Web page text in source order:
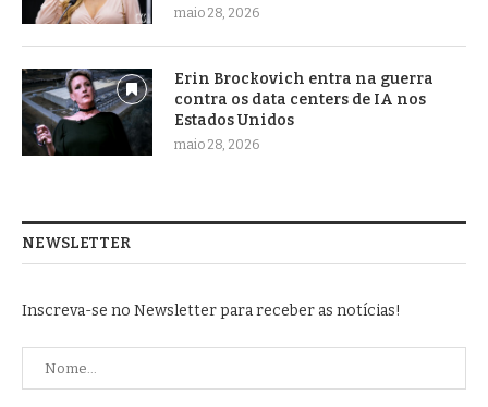
maio 28, 2026
Erin Brockovich entra na guerra
contra os data centers de IA nos
Estados Unidos
maio 28, 2026
NEWSLETTER
Inscreva-se no Newsletter para receber as notícias!